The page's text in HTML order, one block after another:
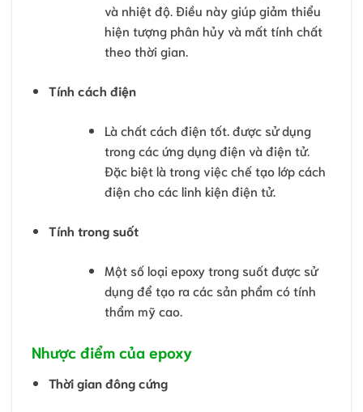
và nhiệt độ. Điều này giúp giảm thiểu
hiện tượng phân hủy và mất tính chất
theo thời gian.
Tính cách điện
Là chất cách điện tốt. được sử dụng
trong các ứng dụng điện và điện tử.
Đặc biệt là trong việc chế tạo lớp cách
điện cho các linh kiện điện tử.
Tính trong suốt
Một số loại epoxy trong suốt được sử
dụng để tạo ra các sản phẩm có tính
thẩm mỹ cao.
Nhược điểm của epoxy
Thời gian đông cứng